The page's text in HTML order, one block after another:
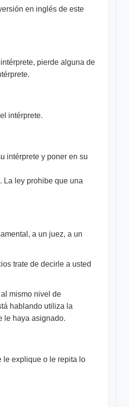
en inglés de este
pierde alguna de
intérprete.
intérprete y poner en su
La ley prohibe que una
a un juez, a un
trate de decirle a usted
mismo nivel de
hablando utiliza la
le haya asignado.
le explique o le repita lo